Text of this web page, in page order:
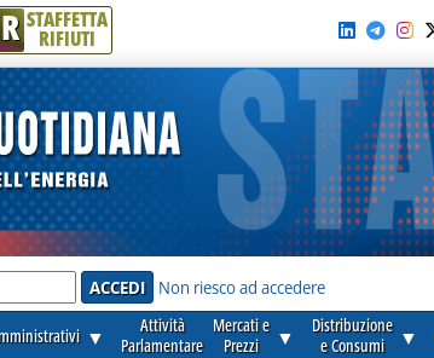
R STAFFETTA
RIFIUTI
Non riesco ad accedere
▼
Attività
Parlamentare
Mercati e
Prezzi
▼
Distribuzione
e Consumi
▼